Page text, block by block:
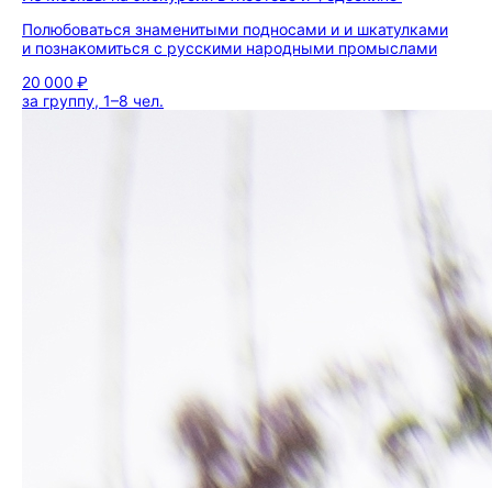
Полюбоваться знаменитыми подносами и и шкатулками
и познакомиться с русскими народными промыслами
20 000 ₽
за группу, 1–8 чел.